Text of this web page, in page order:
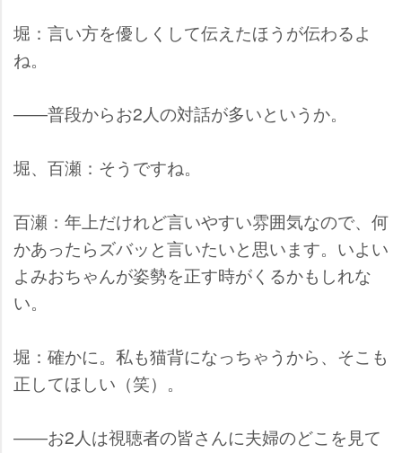
堀：言い方を優しくして伝えたほうが伝わるよ
ね。
――普段からお2人の対話が多いというか。
堀、百瀬：そうですね。
百瀬：年上だけれど言いやすい雰囲気なので、何
かあったらズバッと言いたいと思います。いよい
よみおちゃんが姿勢を正す時がくるかもしれな
い。
堀：確かに。私も猫背になっちゃうから、そこも
正してほしい（笑）。
――お2人は視聴者の皆さんに夫婦のどこを見て